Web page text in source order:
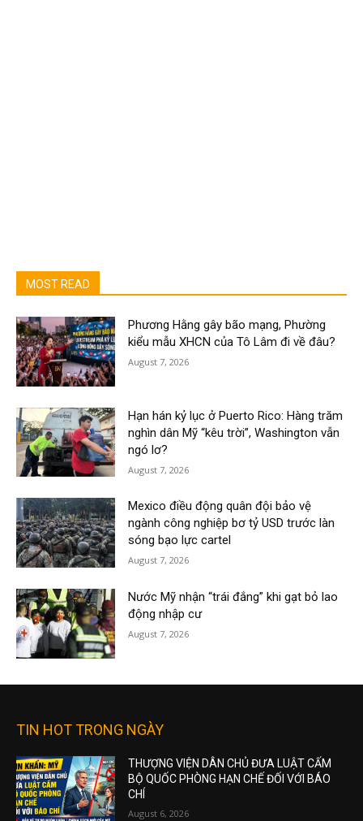
MOST READ
Phương Hằng gây bão mạng, Phường
kiểu mẫu XHCN của Tô Lâm đi về đâu?
August 7, 2026
Hạn hán kỷ lục ở Puerto Rico: Hàng trăm
nghìn dân Mỹ “kêu trời”, Washington vẫn
ngó lơ?
August 7, 2026
Mexico điều động quân đội bảo vệ
ngành công nghiệp bơ tỷ USD trước làn
sóng bạo lực cartel
August 7, 2026
Nước Mỹ nhận “trái đắng” khi gạt bỏ lao
động nhập cư
August 7, 2026
TIN HOT TRONG NGÀY
THƯỢNG VIỆN DÂN CHỦ ĐƯA LUẬT CẤM
BỘ QUỐC PHÒNG HẠN CHẾ ĐỐI VỚI BÁO
CHÍ
August 6, 2026